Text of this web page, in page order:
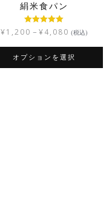
絹米食パン
5段階中
5.00
の評価
¥1,200 – ¥4,080 (税込)
オプションを選択